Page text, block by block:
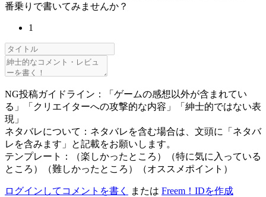
番乗りで書いてみませんか？
1
NG投稿ガイドライン：「ゲームの感想以外が含まれてい
る」「クリエイターへの攻撃的な内容」「紳士的ではない表
現」
ネタバレについて：ネタバレを含む場合は、文頭に「ネタバ
レを含みます」と記載をお願いします。
テンプレート：（楽しかったところ）（特に気に入っている
ところ）（難しかったところ）（オススメポイント）
ログインしてコメントを書く または Freem！IDを作成